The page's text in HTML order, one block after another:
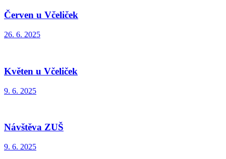
Červen u Včeliček
26. 6. 2025
Květen u Včeliček
9. 6. 2025
Návštěva ZUŠ
9. 6. 2025